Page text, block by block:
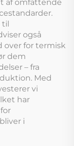
af omfattende
til
også
over for termisk
dem
– fra
Med
vi
har
i